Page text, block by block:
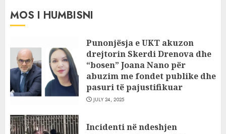
MOS I HUMBISNI
Punonjësja e UKT akuzon
drejtorin Skerdi Drenova dhe
“bosen” Joana Nano për
abuzim me fondet publike dhe
pasuri të pajustifikuar
JULY 24, 2025
Incidenti në ndeshjen